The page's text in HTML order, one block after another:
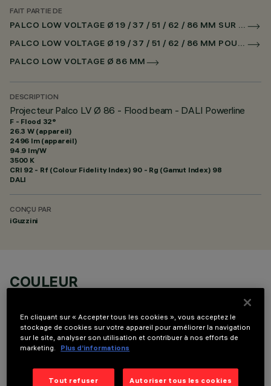
FAIT PARTIE DE
PALCO LOW VOLTAGE Ø 19 / 37 / 51 / 62 / 86 MM SUR RAIL LOW VOLTAGE DALI POWERLINE
PALCO LOW VOLTAGE Ø 19 / 37 / 51 / 62 / 86 MM POUR SUPERRAIL DALI POWERLINE
PALCO LOW VOLTAGE Ø 86 MM
DESCRIPTION
Projecteur Palco LV Ø 86 - Flood beam - DALI Powerline
F - Flood 32°
26.3 W (appareil)
2496 lm (appareil)
94.9 lm/W
3500 K
CRI 92 - Rf (Colour Fidelity Index) 90 - Rg (Gamut Index) 98
DALI
CONÇU PAR
iGuzzini
COULEUR
COMPOSANTS OPTIONNELS
En cliquant sur « Accepter tous les cookies », vous acceptez le
stockage de cookies sur votre appareil pour améliorer la navigation
sur le site, analyser son utilisation et contribuer à nos efforts de
marketing.
Plus d’informations
Tout refuser Autoriser tous les cookies